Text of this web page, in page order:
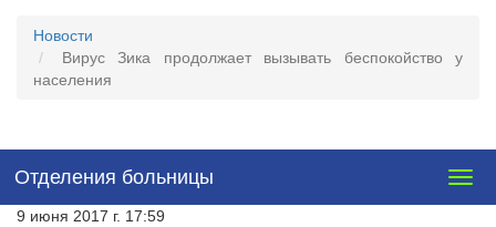
Новости
Вирус Зика продолжает вызывать беспокойство у
населения
Отделения больницы
9 июня 2017 г. 17:59